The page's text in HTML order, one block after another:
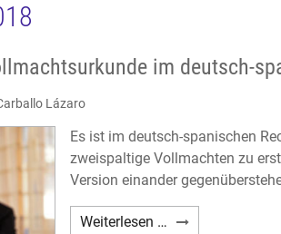
im deutsch-
Lázaro
Es ist im deutsch-spanischen
zweispaltige Vollmachten zu
Version einander
Weiterlesen … Empfehlung